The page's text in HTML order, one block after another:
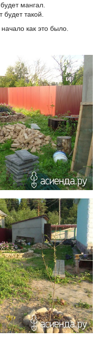
мангал.
такой.
как это было.